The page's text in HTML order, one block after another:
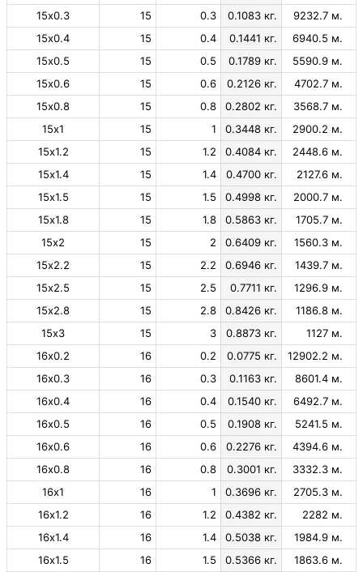
15х0.3
15 0.3 0.1083 кг.
9232.7 м.
15х0.4
15 0.4 0.1441 кг.
6940.5 м.
15х0.5
15 0.5 0.1789 кг.
5590.9 м.
15х0.6
15 0.6 0.2126 кг.
4702.7 м.
15х0.8
15 0.8 0.2802 кг.
3568.7 м.
15х1
15 1 0.3448 кг.
2900.2 м.
15х1.2
15 1.2 0.4084 кг.
2448.6 м.
15х1.4
15 1.4 0.4700 кг.
2127.6 м.
15х1.5
15 1.5 0.4998 кг.
2000.7 м.
15х1.8
15 1.8 0.5863 кг.
1705.7 м.
15х2
15 2 0.6409 кг.
1560.3 м.
15х2.2
15 2.2 0.6946 кг.
1439.7 м.
15х2.5
15 2.5 0.7711 кг.
1296.9 м.
15х2.8
15 2.8 0.8426 кг.
1186.8 м.
15х3
15 3 0.8873 кг.
1127 м.
16х0.2
16 0.2 0.0775 кг.
12902.2 м.
16х0.3
16 0.3 0.1163 кг.
8601.4 м.
16х0.4
16 0.4 0.1540 кг.
6492.7 м.
16х0.5
16 0.5 0.1908 кг.
5241.5 м.
16х0.6
16 0.6 0.2276 кг.
4394.6 м.
16х0.8
16 0.8 0.3001 кг.
3332.3 м.
16х1
16 1 0.3696 кг.
2705.3 м.
16х1.2
16 1.2 0.4382 кг.
2282 м.
16х1.4
16 1.4 0.5038 кг.
1984.9 м.
16х1.5
16 1.5 0.5366 кг.
1863.6 м.